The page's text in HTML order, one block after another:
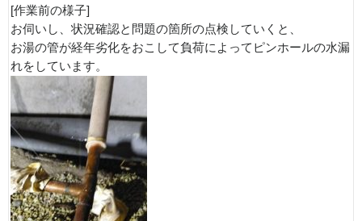
[作業前の様子]
お伺いし、状況確認と問題の箇所の点検していくと、
お湯の管が経年劣化をおこして負荷によってピンホールの水漏
れをしています。